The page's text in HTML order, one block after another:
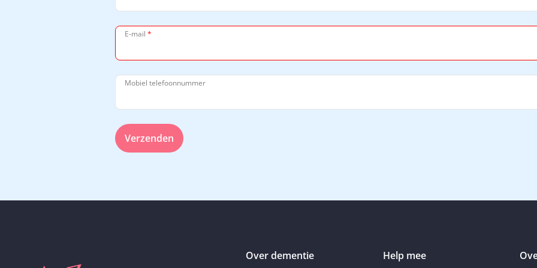
E-mail *
Mobiel telefoonnummer
Verzenden
Over dementie Help mee